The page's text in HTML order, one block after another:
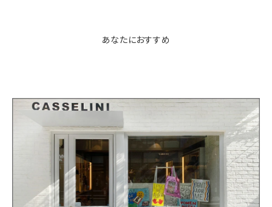
あなたにおすすめ